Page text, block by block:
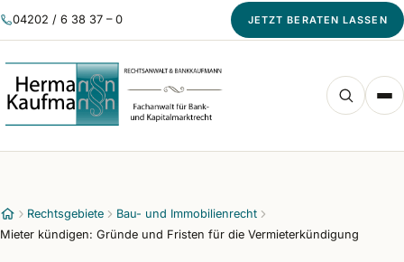
04202 / 6 38 37 – 0 JETZT BERATEN LASSEN
Rechtsgebiete
Bau- und Immobilienrecht
Mieter kündigen: Gründe und Fristen für die Vermieterkündigung